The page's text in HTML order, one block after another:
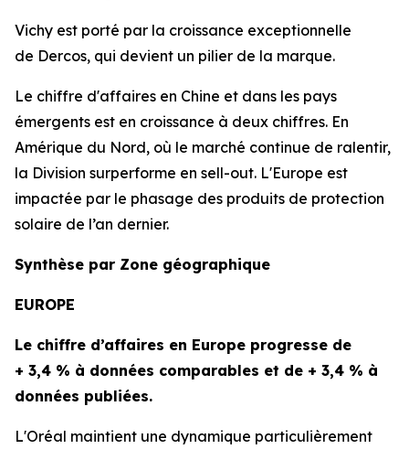
Vichy est porté par la croissance exceptionnelle
de Dercos, qui devient un pilier de la marque.
Le chiffre d'affaires en Chine et dans les pays
émergents est en croissance à deux chiffres. En
Amérique du Nord, où le marché continue de ralentir,
la Division surperforme en sell-out. L'Europe est
impactée par le phasage des produits de protection
solaire de l’an dernier.
Synthèse par Zone géographique
EUROPE
Le chiffre d’affaires en Europe progresse de
+ 3,4 % à données comparables et de + 3,4 % à
données publiées.
L'Oréal maintient une dynamique particulièrement